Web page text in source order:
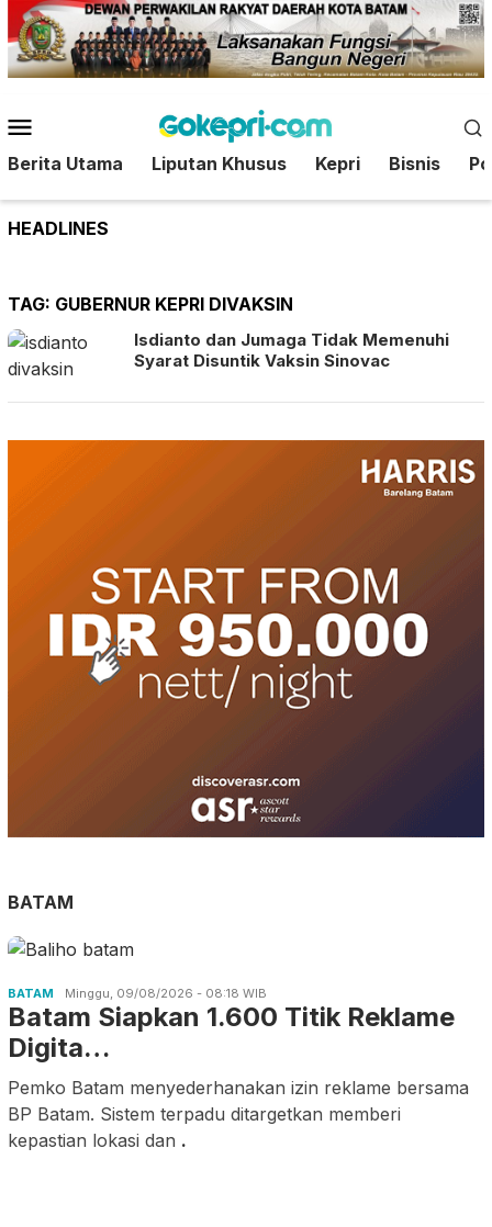
Loncat
ke
konten
Mobile
Berita Utama Liputan Khusus Kepri Bisnis
HEADLINES
TAG: GUBERNUR KEPRI DIVAKSIN
Isdianto dan Jumaga Tidak Memenuhi
Syarat Disuntik Vaksin Sinovac
BATAM
BATAM Minggu, 09/08/2026 - 08:18 WIB
Batam Siapkan 1.600 Titik Reklame
Digita…
Pemko Batam menyederhanakan izin reklame bersama
BP Batam. Sistem terpadu ditargetkan memberi
kepastian lokasi dan .